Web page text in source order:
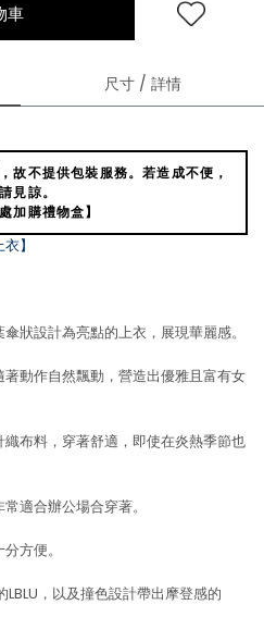
車
尺寸 / 詳情
故不提供包裝服務。若造成不便，
見諒。
加購禮物盒】
】
狀設計為亮點的上衣，展現華麗感。
動作自然飄動，營造出優雅且富有女
布料，穿著舒適，即使在炎熱季節也
適合辦公場合穿著。
方便。
，以及撞色設計帶出摩登感的